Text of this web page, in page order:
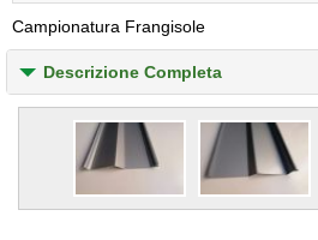
Campionatura Frangisole
Descrizione Completa